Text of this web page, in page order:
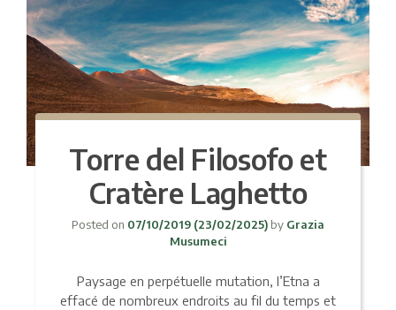
Torre del Filosofo et
Cratère Laghetto
Posted on 07/10/2019 (23/02/2025) by Grazia
Musumeci
Paysage en perpétuelle mutation, l’Etna a
effacé de nombreux endroits au fil du temps et